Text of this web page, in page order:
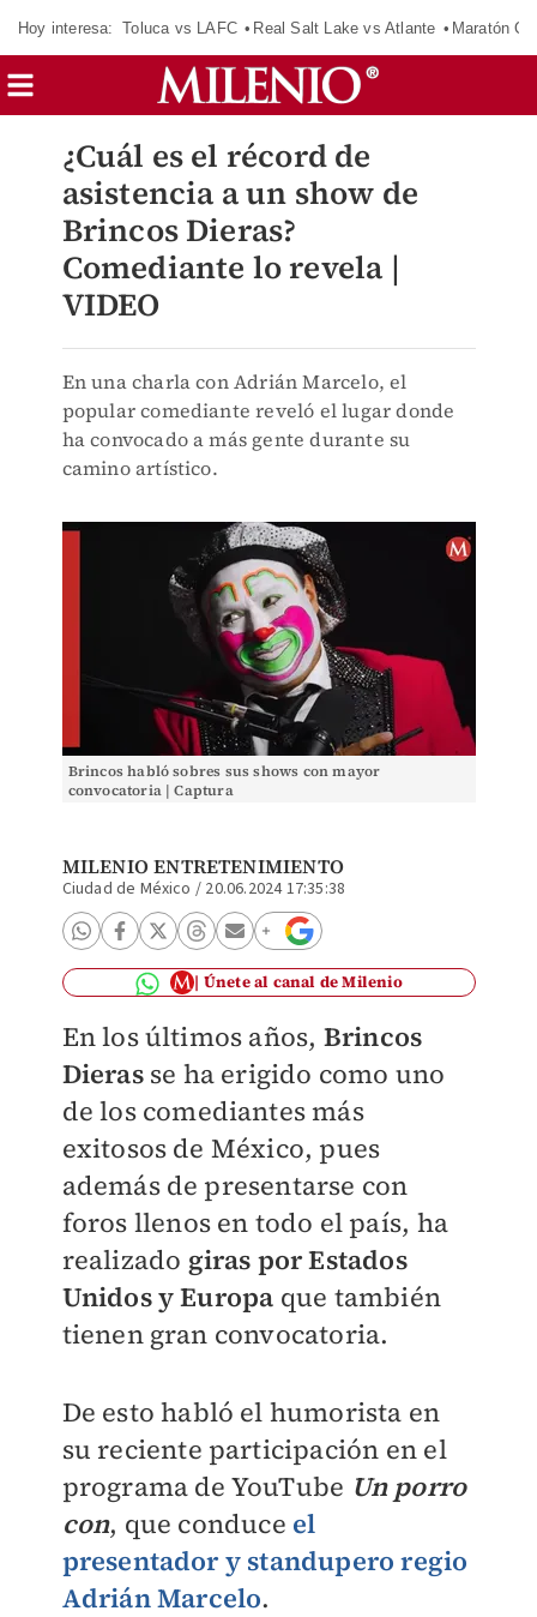
Hoy interesa: Toluca vs LAFC Real Salt Lake vs Atlante Maratón
¿Cuál es el récord de
asistencia a un show de
Brincos Dieras?
Comediante lo revela |
VIDEO
En una charla con Adrián Marcelo, el
popular comediante reveló el lugar donde
ha convocado a más gente durante su
camino artístico.
Brincos habló sobres sus shows con mayor
convocatoria | Captura
MILENIO ENTRETENIMIENTO
Ciudad de México / 20.06.2024 17:35:38
Únete al canal de Milenio
En los últimos años, Brincos
Dierasse ha erigido como uno
de los comediantes más
exitosos de México, pues
además de presentarse con
foros llenos en todo el país, ha
realizado giras por Estados
Unidos y Europa que también
tienen gran convocatoria.
De esto habló el humorista en
su reciente participación en el
programa de YouTube Un porro
con, que conduce el
presentador y standupero regio
Adrián Marcelo.